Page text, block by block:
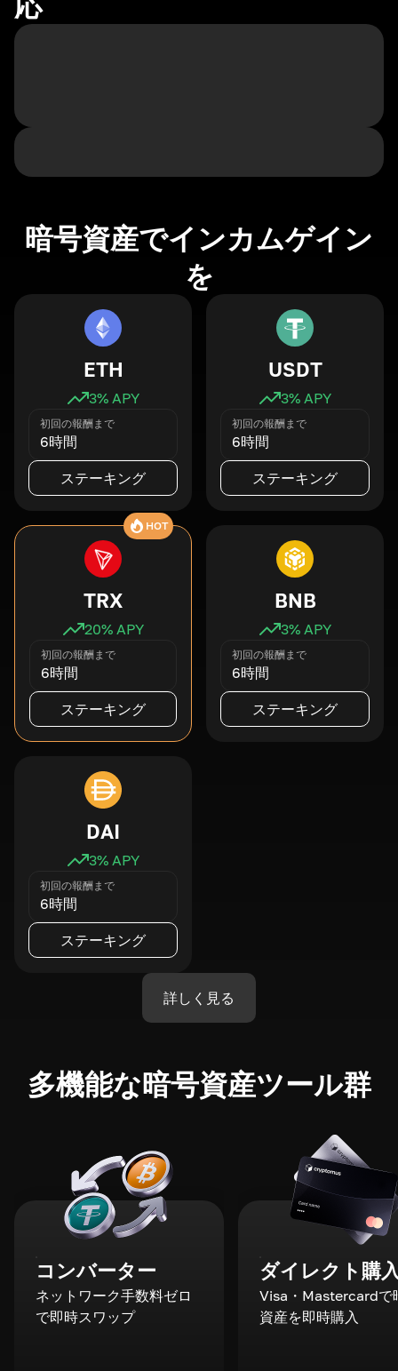
暗号資産でインカムゲイン
を
ETH
3% APY
初回の報酬まで
6時間
ステーキング
USDT
3% APY
初回の報酬まで
6時間
ステーキング
HOT
TRX
20% APY
初回の報酬まで
6時間
ステーキング
BNB
3% APY
初回の報酬まで
6時間
ステーキング
DAI
3% APY
初回の報酬まで
6時間
ステーキング
詳しく見る
多機能な暗号資産ツール群
コンバーター
ネットワーク手数料ゼロ
で即時スワップ
ダイレクト購
Visa・Mastercardで
資産を即時購入